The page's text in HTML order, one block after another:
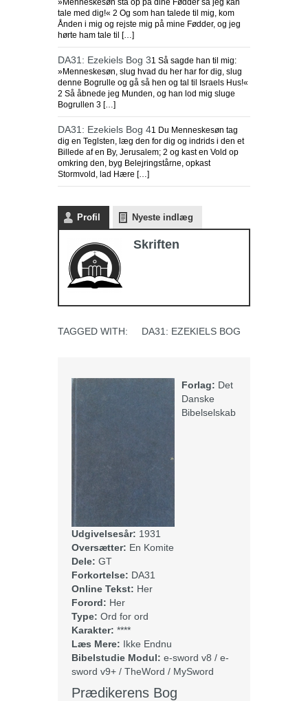
»Menneskesøn stå op på dine Fødder så jeg kan
tale med dig!« 2 Og som han talede til mig, kom
Ånden i mig og rejste mig på mine Fødder, og jeg
hørte ham tale til […]
DA31: Ezekiels Bog 31 Så sagde han til mig:
»Menneskesøn, slug hvad du her har for dig, slug
denne Bogrulle og gå så hen og tal til Israels Hus!«
2 Så åbnede jeg Munden, og han lod mig sluge
Bogrullen 3 […]
DA31: Ezekiels Bog 41 Du Menneskesøn tag
dig en Teglsten, læg den for dig og indrids i den et
Billede af en By, Jerusalem; 2 og kast en Vold op
omkring den, byg Belejringstårne, opkast
Stormvold, lad Hære […]
Profil Nyeste indlæg
Skriften
TAGGED WITH: DA31: EZEKIELS BOG
Forlag: Det
Danske
Bibelselskab
Udgivelsesår: 1931
Oversætter: En Komite
Dele: GT
Forkortelse: DA31
Online Tekst: Her
Forord: Her
Type: Ord for ord
Karakter: ****
Læs Mere: Ikke Endnu
Bibelstudie Modul: e-sword v8 / e-
sword v9+ / TheWord / MySword
Prædikerens Bog